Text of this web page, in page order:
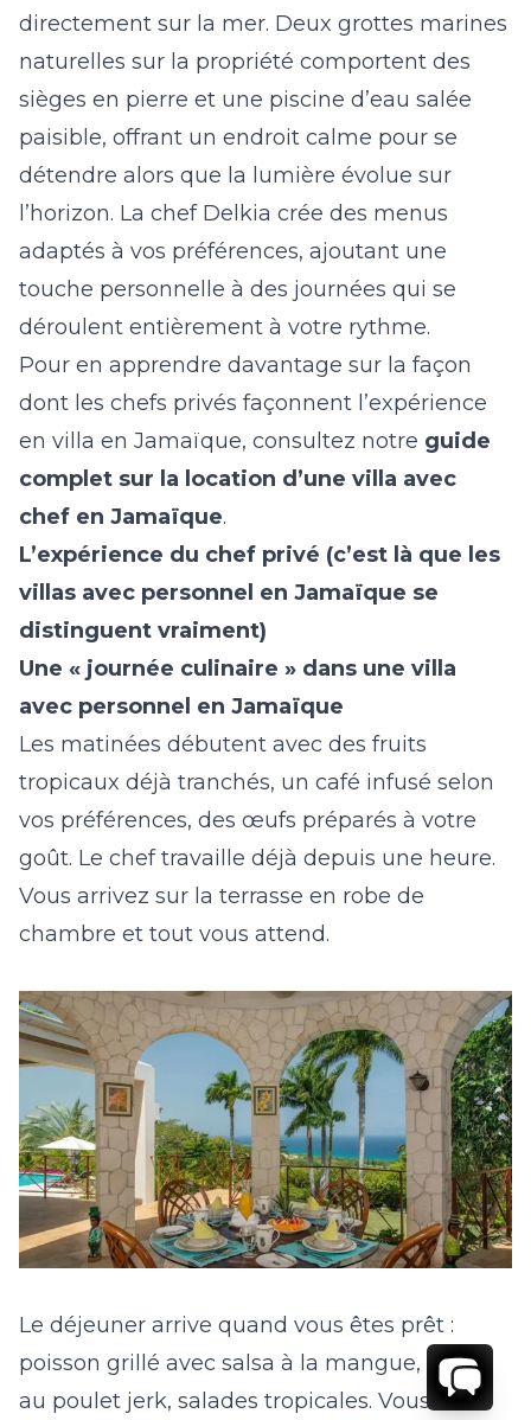
directement sur la mer. Deux grottes marines
naturelles sur la propriété comportent des
sièges en pierre et une piscine d’eau salée
paisible, offrant un endroit calme pour se
détendre alors que la lumière évolue sur
l’horizon. La chef Delkia crée des menus
adaptés à vos préférences, ajoutant une
touche personnelle à des journées qui se
déroulent entièrement à votre rythme.
Pour en apprendre davantage sur la façon
dont les chefs privés façonnent l’expérience
en villa en Jamaïque, consultez notre guide
complet sur la location d’une villa avec
chef en Jamaïque.
L’expérience du chef privé (c’est là que les
villas avec personnel en Jamaïque se
distinguent vraiment)
Une « journée culinaire » dans une villa
avec personnel en Jamaïque
Les matinées débutent avec des fruits
tropicaux déjà tranchés, un café infusé selon
vos préférences, des œufs préparés à votre
goût. Le chef travaille déjà depuis une heure.
Vous arrivez sur la terrasse en robe de
chambre et tout vous attend.
Le déjeuner arrive quand vous êtes prêt :
poisson grillé avec salsa à la mangue, wraps
au poulet jerk, salades tropicales. Vous